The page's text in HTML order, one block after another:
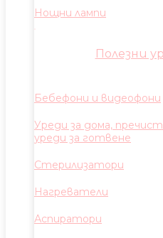
Нощни лампи
Полезни
Бебефони и видеофони
Уреди за дома,
уреди за готвене
Стерилизатори
Нагреватели
Аспиратори